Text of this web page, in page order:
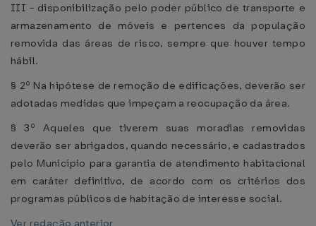
III - disponibilização pelo poder público de transporte e
armazenamento de móveis e pertences da população
removida das áreas de risco, sempre que houver tempo
hábil.
§ 2º Na hipótese de remoção de edificações, deverão ser
adotadas medidas que impeçam a reocupação da área.
§ 3º Aqueles que tiverem suas moradias removidas
deverão ser abrigados, quando necessário, e cadastrados
pelo Município para garantia de atendimento habitacional
em caráter definitivo, de acordo com os critérios dos
programas públicos de habitação de interesse social.
Ver redação anterior